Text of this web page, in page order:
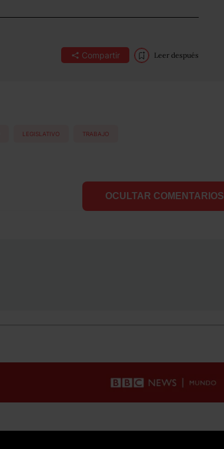
Compartir Leer después
LEGISLATIVO TRABAJO
OCULTAR COMENTARIOS